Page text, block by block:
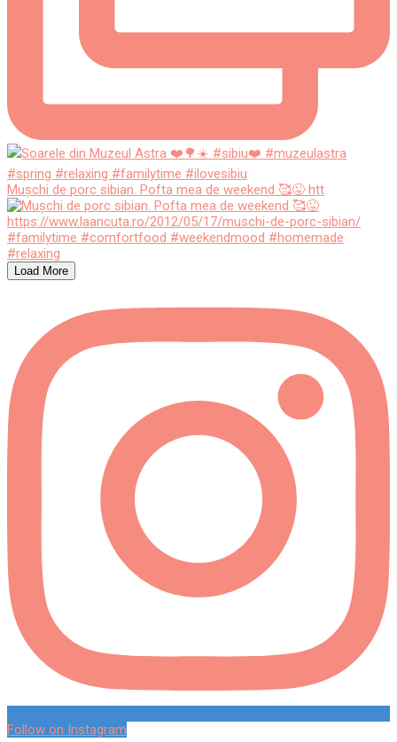
Mușchi de porc sibian. Pofta mea de weekend 🥰😜 htt
Load More
Follow on Instagram